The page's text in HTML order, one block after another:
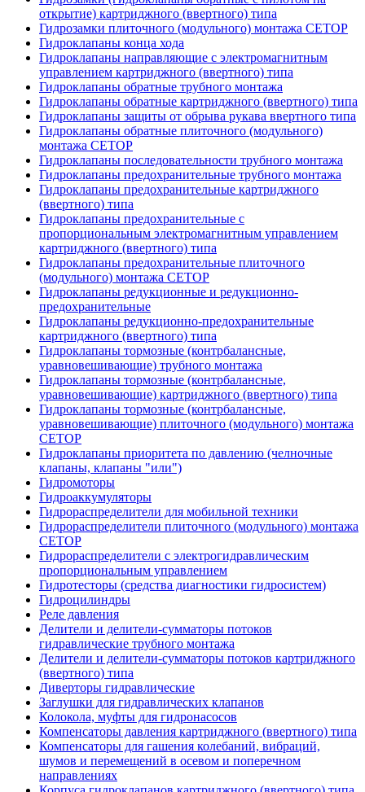
открытие) картриджного (ввертного) типа
Гидрозамки плиточного (модульного) монтажа CETOP
Гидроклапаны конца хода
Гидроклапаны направляющие с электромагнитным
управлением картриджного (ввертного) типа
Гидроклапаны обратные трубного монтажа
Гидроклапаны обратные картриджного (ввертного) типа
Гидроклапаны защиты от обрыва рукава ввертного типа
Гидроклапаны обратные плиточного (модульного)
монтажа CETOP
Гидроклапаны последовательности трубного монтажа
Гидроклапаны предохранительные трубного монтажа
Гидроклапаны предохранительные картриджного
(ввертного) типа
Гидроклапаны предохранительные с
пропорциональным электромагнитным управлением
картриджного (ввертного) типа
Гидроклапаны предохранительные плиточного
(модульного) монтажа CETOP
Гидроклапаны редукционные и редукционно-
предохранительные
Гидроклапаны редукционно-предохранительные
картриджного (ввертного) типа
Гидроклапаны тормозные (контрбалансные,
уравновешивающие) трубного монтажа
Гидроклапаны тормозные (контрбалансные,
уравновешивающие) картриджного (ввертного) типа
Гидроклапаны тормозные (контрбалансные,
уравновешивающие) плиточного (модульного) монтажа
CETOP
Гидроклапаны приоритета по давлению (челночные
клапаны, клапаны "или")
Гидромоторы
Гидроаккумуляторы
Гидрораспределители для мобильной техники
Гидрораспределители плиточного (модульного) монтажа
СЕТОР
Гидрораспределители с электрогидравлическим
пропорциональным управлением
Гидротесторы (средства диагностики гидросистем)
Гидроцилиндры
Реле давления
Делители и делители-сумматоры потоков
гидравлические трубного монтажа
Делители и делители-сумматоры потоков картриджного
(ввертного) типа
Диверторы гидравлические
Заглушки для гидравлических клапанов
Колокола, муфты для гидронасосов
Компенсаторы давления картриджного (ввертного) типа
Компенсаторы для гашения колебаний, вибраций,
шумов и перемещений в осевом и поперечном
направлениях